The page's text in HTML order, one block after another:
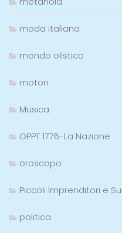
moda italiana
mondo olistico
motori
Musica
OPPT 1776-La Nazione
oroscopo
Piccoli Imprenditori e
politica